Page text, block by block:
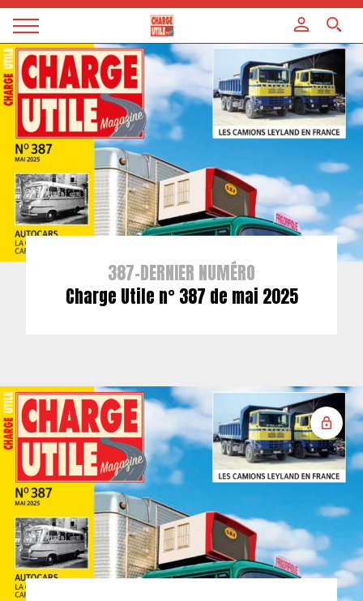
Magazine
Charge
utile
387-DERNIER NUMÉRO
Charge Utile n° 387 de mai 2025
Panneau de gestion des cookies